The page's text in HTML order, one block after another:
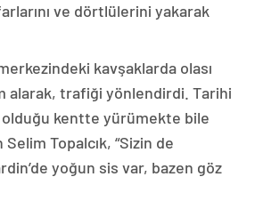
ve dörtlülerini yakarak
kavşaklarda olası
alarak, trafiği yönlendirdi. Tarihi
olduğu kentte yürümekte bile
Selim Topalcık, “Sizin de
yoğun sis var, bazen göz